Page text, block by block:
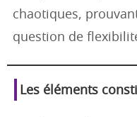
chaotiques,
question de
Les éléments